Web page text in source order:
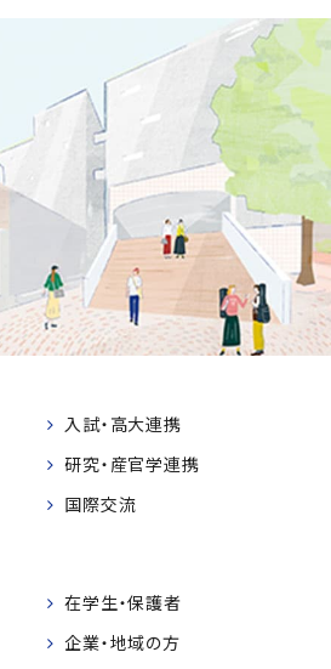
入試・高大連携
研究・産官学連携
国際交流
在学生・保護者
企業・地域の方